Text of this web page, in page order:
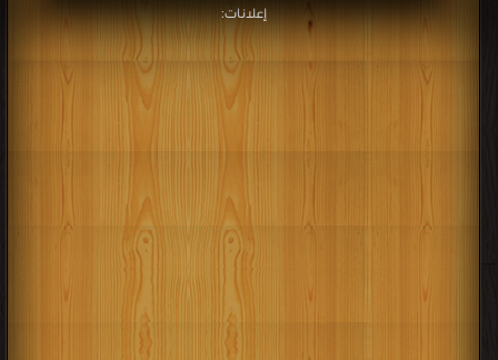
قراءة و تحميل كتاب كتاب سيرة الرسول صلى الله عليه وسلم نسخة مصورة PDF
مجانا | مكتبة >كتب في اكبر مكتبة | التحميل : مرة/مرات
إعلانات: